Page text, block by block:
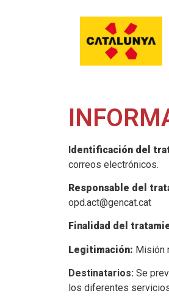
Identificación del
correos electrónicos.
Responsable del
opd.act@gencat.cat
Finalidad del
Legitimación: Misión
Destinatarios: Se
los diferentes